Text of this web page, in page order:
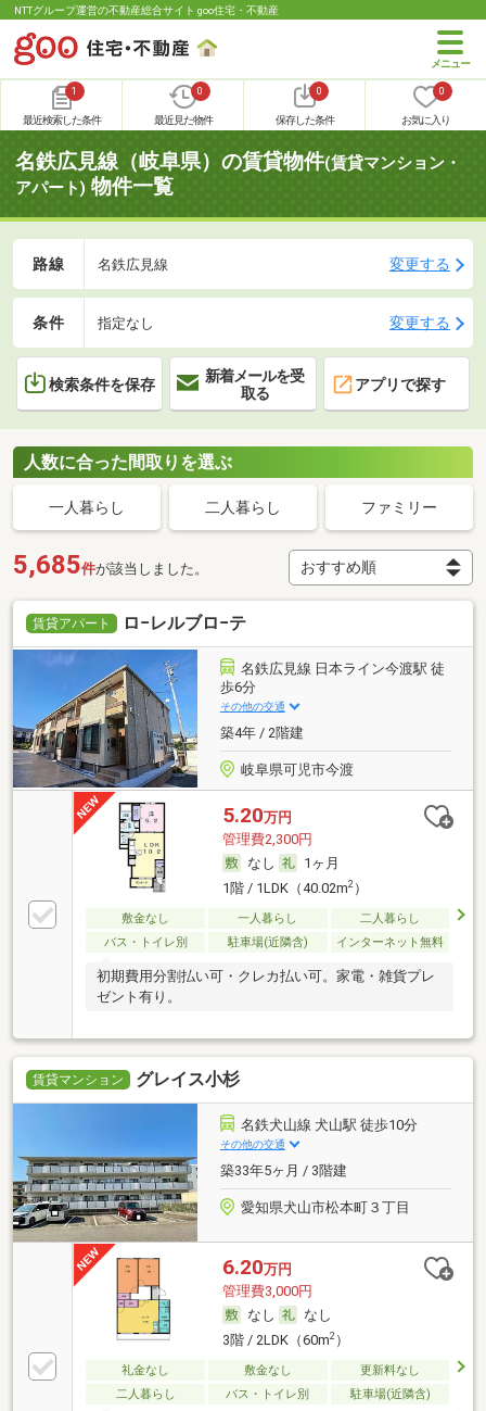
NTTグループ運営の不動産総合サイト goo住宅・不動産
1
最近検索した条件
0
最近見た物件
0
保存した条件
0
お気に入り
名鉄広見線（岐阜県）の賃貸物件(賃貸マンション・
アパート) 物件一覧
路線 名鉄広見線 変更する
条件 指定なし 変更する
検索条件を保存
新着メールを受
取る
アプリで探す
人数に合った間取りを選ぶ
一人暮らし 二人暮らし ファミリー
5,685件が該当しました。
賃貸アパート ロ−レルブロ−テ
名鉄広見線 日本ライン今渡駅 徒
歩6分
その他の交通
築4年 / 2階建
岐阜県可児市今渡
5.20万円
管理費2,300円
なし
1ヶ月
1階 / 1LDK（40.02m2）
敷金なし 一人暮らし
二人暮らし
バス・トイレ別
駐車場(近隣含) インターネット無料
初期費用分割払い可・クレカ払い可。家電・雑貨プレ
ゼント有り。
賃貸マンション グレイス小杉
名鉄犬山線 犬山駅 徒歩10分
その他の交通
築33年5ヶ月 / 3階建
愛知県犬山市松本町３丁目
6.20万円
管理費3,000円
なし
なし
3階 / 2LDK（60m2）
礼金なし 敷金なし
更新料なし
二人暮らし
バス・トイレ別 駐車場(近隣含)